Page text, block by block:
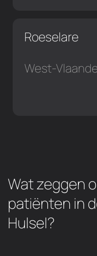
Roeselare
West-
Wat zeggen
patiënten in
Hulsel?